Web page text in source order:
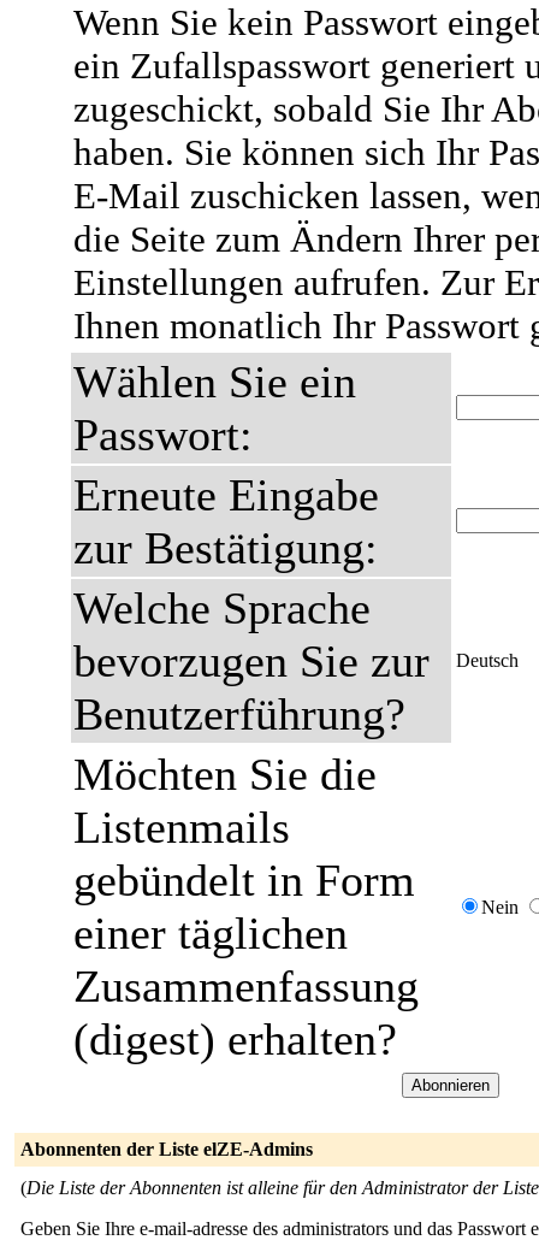
Wenn Sie kein Passwort
ein Zufallspasswort generiert
zugeschickt, sobald Sie Ihr
haben. Sie können sich Ihr
E-Mail zuschicken lassen,
die Seite zum Ändern Ihrer
Einstellungen aufrufen. Zur
Ihnen monatlich Ihr Passwort
Wählen Sie ein
Passwort:
Erneute Eingabe
zur Bestätigung:
Welche Sprache
bevorzugen Sie zur
Benutzerführung?
Deutsch
Möchten Sie die
Listenmails
gebündelt in Form
einer täglichen
Zusammenfassung
(digest) erhalten?
Nein
Abonnenten der Liste elZE-Admins
(Die Liste der Abonnenten ist alleine für den Administrator der
Geben Sie Ihre e-mail-adresse des administrators und das